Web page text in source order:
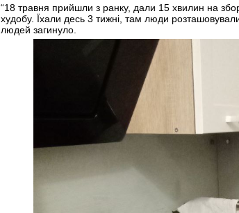
“18 травня прийшли з ранку, дали 15 хвилин на
худобу. Їхали десь 3 тижні, там люди
людей загинуло.